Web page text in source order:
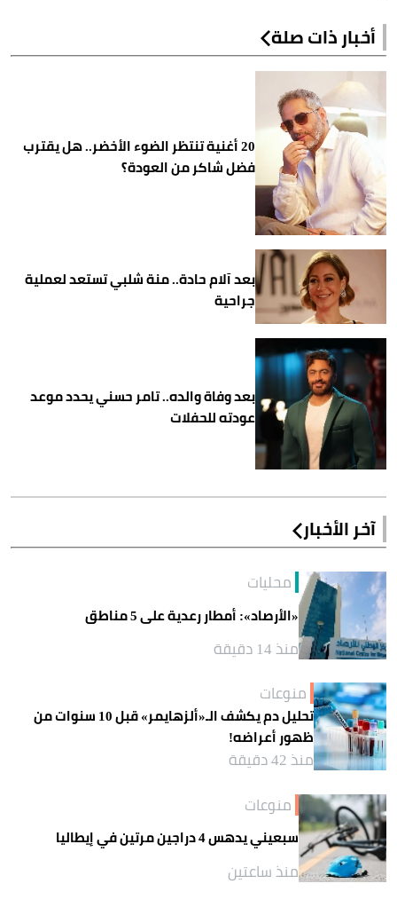
أخبار ذات صلة
20 أغنية تنتظر الضوء الأخضر.. هل يقترب
فضل شاكر من العودة؟
بعد آلام حادة.. منة شلبي تستعد لعملية
جراحية
بعد وفاة والده.. تامر حسني يحدد موعد
عودته للحفلات
آخر الأخبار
محليات
«الأرصاد»: أمطار رعدية على 5 مناطق
منذ 14 دقيقة
منوعات
تحليل دم يكشف الـ«ألزهايمر» قبل 10 سنوات من
ظهور أعراضه!
منذ 42 دقيقة
منوعات
سبعيني يدهس 4 دراجين مرتين في إيطاليا
منذ ساعتين